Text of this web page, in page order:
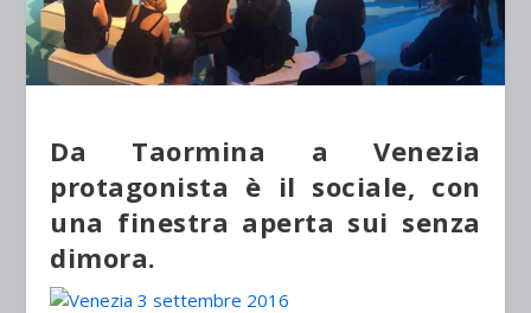
Da Taormina a Venezia
protagonista è il sociale, con
una finestra aperta sui senza
dimora.